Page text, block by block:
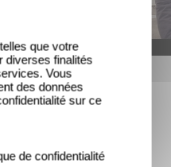
- Bande-annonce
que votre
diverses finalités
Vous
des données
sur ce
de confidentialité